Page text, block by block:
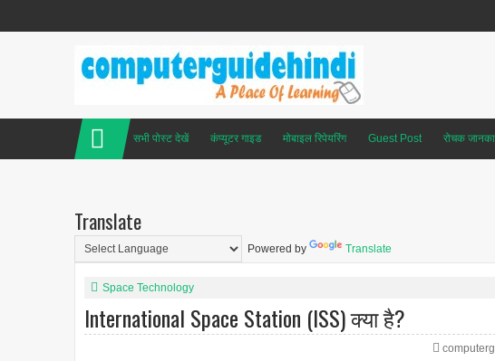
सभी पोस्ट देखें कंप्यूटर गाइड मोबाइल रिपेयरिंग Guest Post रोचक
Translate
Powered by Translate
Space Technology
International Space Station (ISS) क्या है?